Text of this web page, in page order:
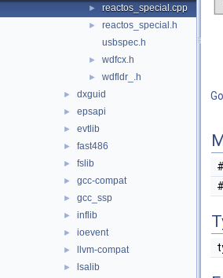
► reactos_special.cpp
►
reactos_special.h
usbspec.h
► wdfcx.h
► wdfldr_.h
► dxguid
► epsapi
► evtlib
► fast486
► fslib
► gcc-compat
► gcc_ssp
► inflib
► ioevent
► llvm-compat
► lsalib
#
#